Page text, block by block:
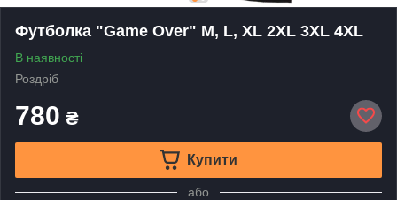
Футболка "Game Over" M, L, XL 2XL 3XL 4XL
В наявності
Роздріб
780 ₴
Купити
або